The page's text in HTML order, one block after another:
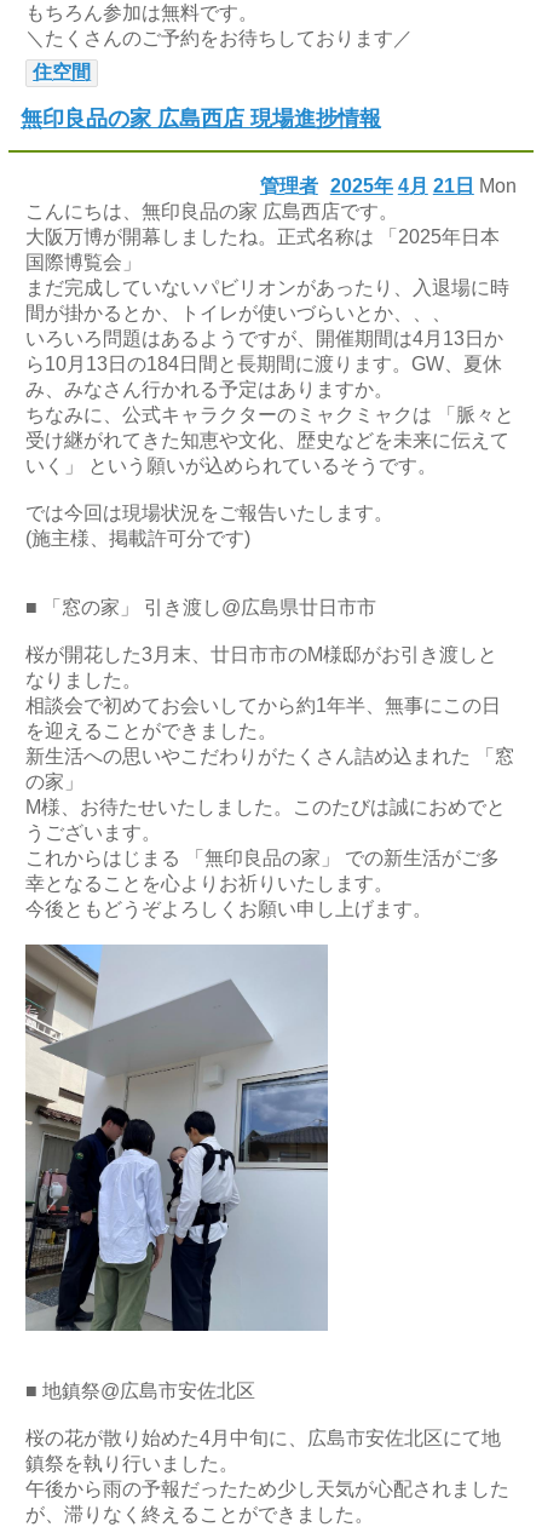
もちろん参加は無料です。
＼たくさんのご予約をお待ちしております／
住空間
無印良品の家 広島西店 現場進捗情報
2025年 4月 21日 Mon
管理者
こんにちは、無印良品の家 広島西店です。
大阪万博が開幕しましたね。正式名称は 「2025年日本
国際博覧会」
まだ完成していないパビリオンがあったり、入退場に時
間が掛かるとか、トイレが使いづらいとか、、、
いろいろ問題はあるようですが、開催期間は4月13日か
ら10月13日の184日間と長期間に渡ります。GW、夏休
み、みなさん行かれる予定はありますか。
ちなみに、公式キャラクターのミャクミャクは 「脈々と
受け継がれてきた知恵や文化、歴史などを未来に伝えて
いく」 という願いが込められているそうです。
では今回は現場状況をご報告いたします。
(施主様、掲載許可分です)
■ 「窓の家」 引き渡し@広島県廿日市市
桜が開花した3月末、廿日市市のM様邸がお引き渡しと
なりました。
相談会で初めてお会いしてから約1年半、無事にこの日
を迎えることができました。
新生活への思いやこだわりがたくさん詰め込まれた 「窓
の家」
M様、お待たせいたしました。このたびは誠におめでと
うございます。
これからはじまる 「無印良品の家」 での新生活がご多
幸となることを心よりお祈りいたします。
今後ともどうぞよろしくお願い申し上げます。
■ 地鎮祭@広島市安佐北区
桜の花が散り始めた4月中旬に、広島市安佐北区にて地
鎮祭を執り行いました。
午後から雨の予報だったため少し天気が心配されました
が、滞りなく終えることができました。